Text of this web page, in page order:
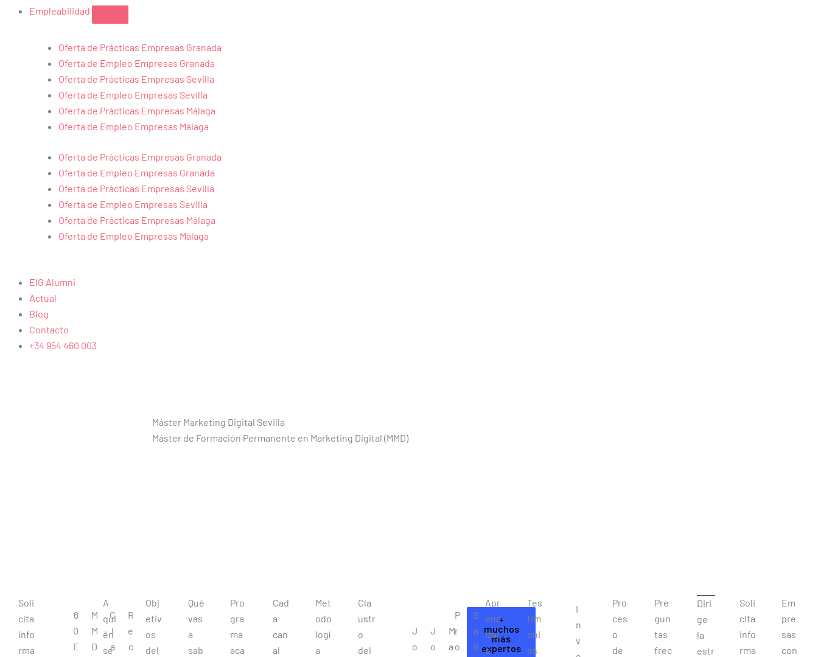
Empleabilidad
Oferta de Prácticas Empresas Granada
Oferta de Empleo Empresas Granada
Oferta de Prácticas Empresas Sevilla
Oferta de Empleo Empresas Sevilla
Oferta de Prácticas Empresas Málaga
Oferta de Empleo Empresas Málaga
Oferta de Prácticas Empresas Granada
Oferta de Empleo Empresas Granada
Oferta de Prácticas Empresas Sevilla
Oferta de Empleo Empresas Sevilla
Oferta de Prácticas Empresas Málaga
Oferta de Empleo Empresas Málaga
EIG Alumni
Actual
Blog
Contacto
+34 954 460 003
Máster Marketing Digital Sevilla
Máster de Formación Permanente en Marketing Digital (MMD)
Soli
cita
info
rma
6
0
E
M
M
D
C
l
a
R
e
c
A
qui
én
se
Obj
etiv
os
del
Qué
vas
a
sab
Pro
gra
ma
aca
Cad
a
can
al
Met
odo
logí
a
Cla
ustr
o
del
J
o
J
o
M
a
+
muchos
más
expertos
P
r
o
S
a
li
Apr
end
izaj
e
Tes
tim
oni
os
I
n
v
Pro
ces
o
de
Pre
gun
tas
frec
Diri
ge
la
estr
Soli
cita
info
rma
Em
pre
sas
con